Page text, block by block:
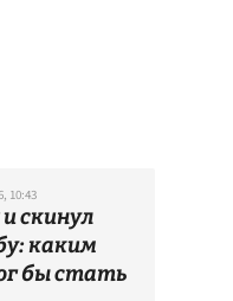
10:43
скинул
каким
бы стать